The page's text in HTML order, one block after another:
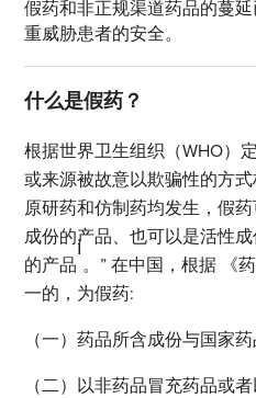
假药和非正规渠道药品的蔓
重威胁患者的安全。
什么是假药？
根据世界卫生组织（WHO）
或来源被故意以欺骗性的方
原研药和仿制药均发生，假
成份的产品、也可以是活性
的产品
i
。” 在中国，根据 《
一的，为假药:
（一）药品所含成份与国家
（二）以非药品冒充药品或